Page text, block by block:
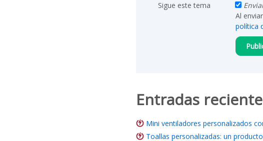
Sigue este tema
Al
política
Entradas
Mini ventiladores personalizados
Toallas personalizadas: un